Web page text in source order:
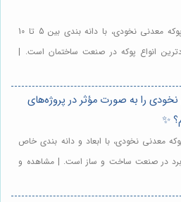
پوکه معدنی در تهران - پوکه معدنی نخودی، با دانه بندی بین 5 تا 10
انواع پوکه در صنعت ساختمان است. |
را به صورت مؤثر در پروژه‌های
✨
معدنی نخودی، با ابعاد و دانه بندی خاص
در صنعت ساخت و ساز است. | مشاهده و